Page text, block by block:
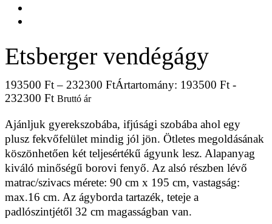
Etsberger vendégágy
193500 Ft – 232300 FtÁrtartomány: 193500 Ft -
232300 Ft Bruttó ár
Ajánljuk gyerekszobába, ifjúsági szobába ahol egy
plusz fekvőfelület mindig jól jön. Ötletes megoldásának
köszönhetően két teljesértékű ágyunk lesz. Alapanyag
kiváló minőségű borovi fenyő. Az alsó részben lévő
matrac/szivacs mérete: 90 cm x 195 cm, vastagság:
max.16 cm. Az ágyborda tartazék, teteje a
padlószintjétől 32 cm magasságban van.